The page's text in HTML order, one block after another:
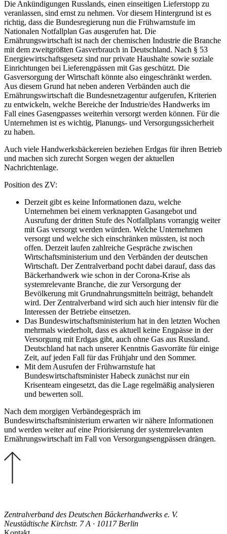
Die Ankündigungen Russlands, einen einseitigen Lieferstopp zu
veranlassen, sind ernst zu nehmen. Vor diesem Hintergrund ist es
richtig, dass die Bundesregierung nun die Frühwarnstufe im
Nationalen Notfallplan Gas ausgerufen hat. Die
Ernährungswirtschaft ist nach der chemischen Industrie die Branche
mit dem zweitgrößten Gasverbrauch in Deutschland. Nach § 53
Energiewirtschaftsgesetz sind nur private Haushalte sowie soziale
Einrichtungen bei Lieferengpässen mit Gas geschützt. Die
Gasversorgung der Wirtschaft könnte also eingeschränkt werden.
Aus diesem Grund hat neben anderen Verbänden auch die
Ernährungswirtschaft die Bundesnetzagentur aufgerufen, Kriterien
zu entwickeln, welche Bereiche der Industrie/des Handwerks im
Fall eines Gasengpasses weiterhin versorgt werden können. Für die
Unternehmen ist es wichtig, Planungs- und Versorgungssicherheit
zu haben.
Auch viele Handwerksbäckereien beziehen Erdgas für ihren Betrieb
und machen sich zurecht Sorgen wegen der aktuellen
Nachrichtenlage.
Position des ZV:
Derzeit gibt es keine Informationen dazu, welche
Unternehmen bei einem verknappten Gasangebot und
Ausrufung der dritten Stufe des Notfallplans vorrangig weiter
mit Gas versorgt werden würden. Welche Unternehmen
versorgt und welche sich einschränken müssten, ist noch
offen. Derzeit laufen zahlreiche Gespräche zwischen
Wirtschaftsministerium und den Verbänden der deutschen
Wirtschaft. Der Zentralverband pocht dabei darauf, dass das
Bäckerhandwerk wie schon in der Corona-Krise als
systemrelevante Branche, die zur Versorgung der
Bevölkerung mit Grundnahrungsmitteln beiträgt, behandelt
wird. Der Zentralverband wird sich auch hier intensiv für die
Interessen der Betriebe einsetzen.
Das Bundeswirtschaftsministerium hat in den letzten Wochen
mehrmals wiederholt, dass es aktuell keine Engpässe in der
Versorgung mit Erdgas gibt, auch ohne Gas aus Russland.
Deutschland hat nach unserer Kenntnis Gasvorräte für einige
Zeit, auf jeden Fall für das Frühjahr und den Sommer.
Mit dem Ausrufen der Frühwarnstufe hat
Bundeswirtschaftsminister Habeck zunächst nur ein
Krisenteam eingesetzt, das die Lage regelmäßig analysieren
und bewerten soll.
Nach dem morgigen Verbändegespräch im
Bundeswirtschaftsministerium erwarten wir nähere Informationen
und werden weiter auf eine Priorisierung der systemrelevanten
Ernährungswirtschaft im Fall von Versorgungsengpässen drängen.
Zentralverband des Deutschen Bäckerhandwerks e. V.
Neustädtische Kirchstr. 7 A · 10117 Berlin